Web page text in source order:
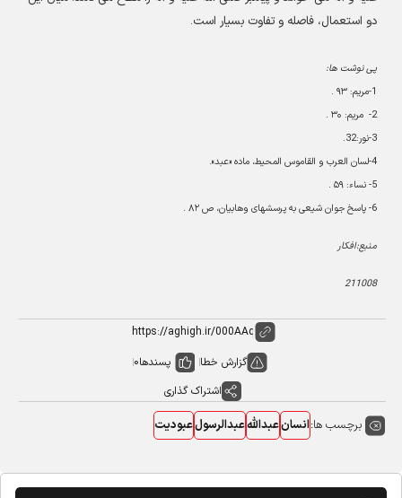
دو استعمال، فاصله و تفاوت بسيار است.
پی نوشت ها :
مريم:۹۳.
مريم:۳۰ .
نور:32
.
لسان العرب و القاموس المحيط، ماده «عبد».
نساء:۵۹ .
پاسخ جوان شيعى به پرسشهاى وهابيان، ص۸۲.
منبع:افکار
211008
گزارش خطا پسندها0
اشتراک گذاری
برچسب ها:انسانعبداللهعبدالرسولعبودیت